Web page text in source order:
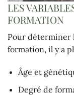
LES
FORMATION
Pour déterminer
formation, il y a
Âge et
Degré de